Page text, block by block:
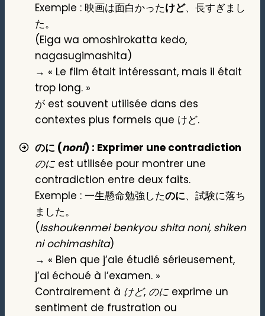
Exemple : 映画は面白かったけど、長すぎまし
た。
(Eiga wa omoshirokatta kedo,
nagasugimashita)
→ « Le film était intéressant, mais il était
trop long. »
が est souvent utilisée dans des
contextes plus formels que けど.
のに (noni) : Exprimer une contradiction
のに est utilisée pour montrer une
contradiction entre deux faits.
Exemple : 一生懸命勉強したのに、試験に落ち
ました。
(Isshoukenmei benkyou shita noni, shiken
ni ochimashita)
→ « Bien que j’aie étudié sérieusement,
j’ai échoué à l’examen. »
Contrairement à けど, のに exprime un
sentiment de frustration ou